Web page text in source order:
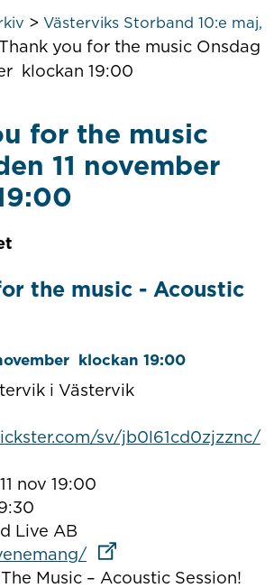
> Västerviks Storband 10:e maj,
you for the music Onsdag
klockan 19:00
for the music
11 november
the music - Acoustic
klockan 19:00
i Västervik
sv/jb0l61cd0zjzznc/
webbplats
nov 19:00
Live AB
Länk till annan
Music – Acoustic Session!